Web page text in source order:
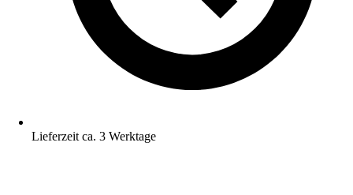
Lieferzeit ca. 3 Werktage